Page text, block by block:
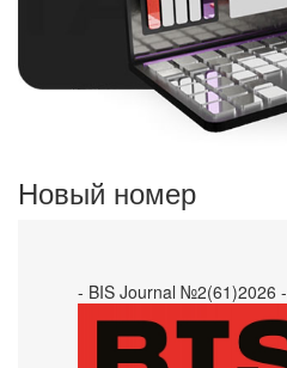
Новый номер
- BIS Journal №2(61)2026 -